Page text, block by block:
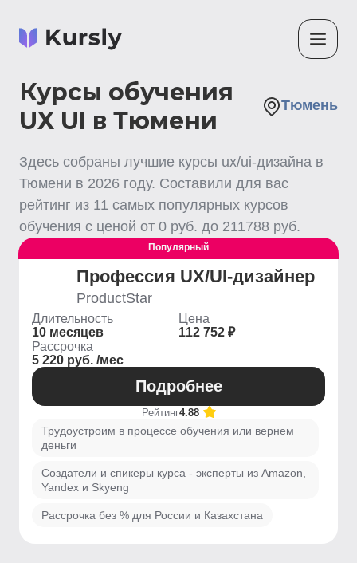
Курсы обучения
UX UI в Тюмени
Тюмень
Здесь собраны лучшие курсы ux/ui-дизайна в
Тюмени в 2026 году. Составили для вас
рейтинг из 11 самых популярных курсов
обучения с ценой от 0 руб. до 211788 руб.
Популярный
Профессия UX/UI-дизайнер
ProductStar
Длительность
10 месяцев
Цена
112 752 ₽
Рассрочка
5 220 руб. /мес
Подробнее
Рейтинг4.88
Трудоустроим в процессе обучения или вернем
деньги
Создатели и спикеры курса - эксперты из Amazon,
Yandex и Skyeng
Рассрочка без % для России и Казахстана